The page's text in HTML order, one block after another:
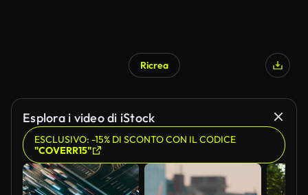
Ricrea
Esplora i video di iStock
ESCLUSIVO: -15% DI SCONTO CON IL CODICE
"COVERR15"